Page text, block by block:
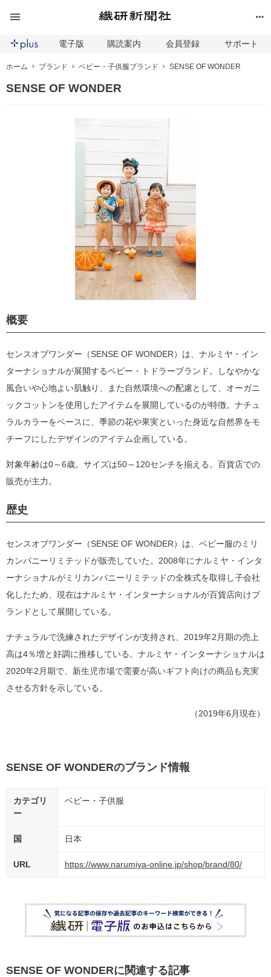
電子版 購読案内 会員登録 サポート
ホーム ブランド ベビー・子供服ブランド SENSE OF WONDER
SENSE OF WONDER
概要
センスオブワンダー（SENSE OF WONDER）は、ナルミヤ・イン
ターナショナルが展開するベビー・トドラーブランド。しなやかな
風合いや心地よい肌触り、また自然環境への配慮として、オーガニ
ックコットンを使用したアイテムを展開しているのが特徴。ナチュ
ラルカラーをベースに、季節の花や果実といった身近な自然界をモ
チーフにしたデザインのアイテム企画している。
対象年齢は0～6歳。サイズは50～120センチを揃える。百貨店での
販売が主力。
歴史
センスオブワンダー（SENSE OF WONDER）は、ベビー服のミリ
カンパニーリミテッドが販売していた。2008年にナルミヤ・インタ
ーナショナルがミリカンパニーリミテッドの全株式を取得し子会社
化したため、現在はナルミヤ・インターナショナルが百貨店向けブ
ランドとして展開している。
ナチュラルで洗練されたデザインが支持され、2019年2月期の売上
高は4％増と好調に推移している。ナルミヤ・インターナショナルは
2020年2月期で、新生児市場で需要が高いギフト向けの商品も充実
させる方針を示している。
（2019年6月現在）
SENSE OF WONDERのブランド情報
カテゴリ
ー
ベビー・子供服
国 日本
URL https://www.narumiya-online.jp/shop/brand/80/
SENSE OF WONDERに関連する記事